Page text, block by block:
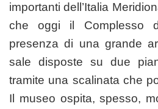
importanti dell’Italia
che oggi il Complesso
presenza di una grande
sale disposte su due
tramite una scalinata che
Il museo ospita, spesso,